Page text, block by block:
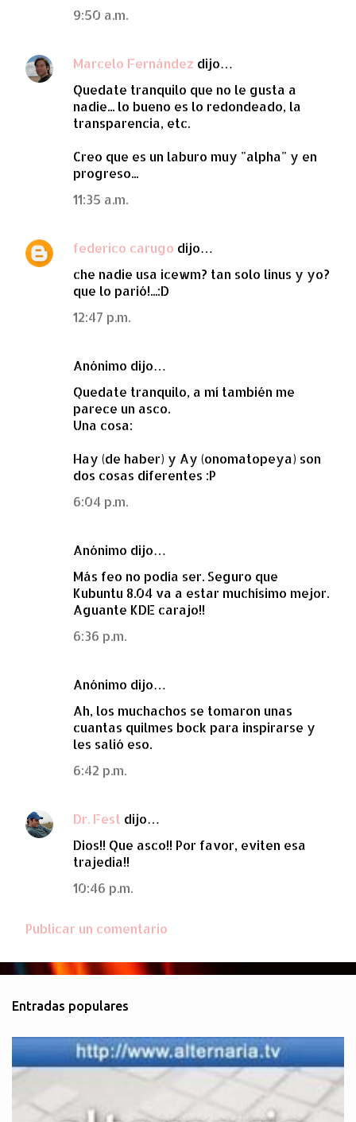
9:50 a.m.
Marcelo Fernández dijo…
Quedate tranquilo que no le gusta a
nadie... lo bueno es lo redondeado, la
transparencia, etc.
Creo que es un laburo muy "alpha" y en
progreso...
11:35 a.m.
federico carugo dijo…
che nadie usa icewm? tan solo linus y yo?
que lo parió!...:D
12:47 p.m.
Anónimo dijo…
Quedate tranquilo, a mí también me
parece un asco.
Una cosa:
Hay (de haber) y Ay (onomatopeya) son
dos cosas diferentes :P
6:04 p.m.
Anónimo dijo…
Más feo no podía ser. Seguro que
Kubuntu 8.04 va a estar muchísimo mejor.
Aguante KDE carajo!!
6:36 p.m.
Anónimo dijo…
Ah, los muchachos se tomaron unas
cuantas quilmes bock para inspirarse y
les salió eso.
6:42 p.m.
Dr. Fest dijo…
Dios!! Que asco!! Por favor, eviten esa
trajedia!!
10:46 p.m.
Publicar un comentario
Entradas populares